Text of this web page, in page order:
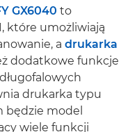
GX6040 to
które umożliwiają
a drukarka
dodatkowe funkcje
drukarka typu
będzie model
wiele funkcji